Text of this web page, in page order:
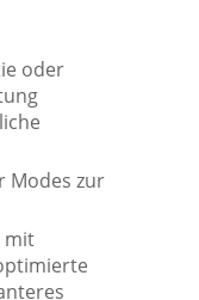
oder
Modes zur
mit